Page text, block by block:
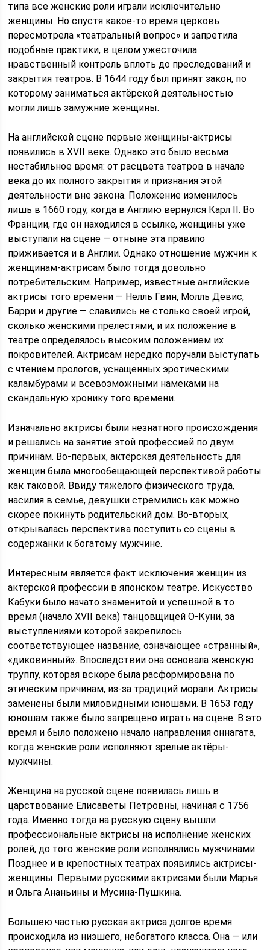
типа все женские роли играли исключительно
женщины. Но спустя какое-то время церковь
пересмотрела «театральный вопрос» и запретила
подобные практики, в целом ужесточила
нравственный контроль вплоть до преследований и
закрытия театров. В 1644 году был принят закон, по
которому заниматься актёрской деятельностью
могли лишь замужние женщины.
На английской сцене первые женщины-актрисы
появились в XVII веке. Однако это было весьма
нестабильное время: от расцвета театров в начале
века до их полного закрытия и признания этой
деятельности вне закона. Положение изменилось
лишь в 1660 году, когда в Англию вернулся Карл ІІ. Во
Франции, где он находился в ссылке, женщины уже
выступали на сцене — отныне эта правило
приживается и в Англии. Однако отношение мужчин к
женщинам-актрисам было тогда довольно
потребительским. Например, известные английские
актрисы того времени — Нелль Гвин, Молль Девис,
Барри и другие — славились не столько своей игрой,
сколько женскими прелестями, и их положение в
театре определялось высоким положением их
покровителей. Актрисам нередко поручали выступать
с чтением прологов, уснащенных эротическими
каламбурами и всевозможными намеками на
скандальную хронику того времени.
Изначально актрисы были незнатного происхождения
и решались на занятие этой профессией по двум
причинам. Во-первых, актёрская деятельность для
женщин была многообещающей перспективой работы
как таковой. Ввиду тяжёлого физического труда,
насилия в семье, девушки стремились как можно
скорее покинуть родительский дом. Во-вторых,
открывалась перспектива поступить со сцены в
содержанки к богатому мужчине.
Интересным является факт исключения женщин из
актерской профессии в японском театре. Искусство
Кабуки было начато знаменитой и успешной в то
время (начало XVII века) танцовщицей О-Куни, за
выступлениями которой закрепилось
соответствующее название, означающее «странный»,
«диковинный». Впоследствии она основала женскую
труппу, которая вскоре была расформирована по
этическим причинам, из-за традиций морали. Актрисы
заменены были миловидными юношами. В 1653 году
юношам также было запрещено играть на сцене. В это
время и было положено начало направления оннагата,
когда женские роли исполняют зрелые актёры-
мужчины.
Женщина на русской сцене появилась лишь в
царствование Елисаветы Петровны, начиная с 1756
года. Именно тогда на русскую сцену вышли
профессиональные актрисы на исполнение женских
ролей, до того женские роли исполнялись мужчинами.
Позднее и в крепостных театрах появились актрисы-
женщины. Первыми русскими актрисами были Марья
и Ольга Ананьины и Мусина-Пушкина.
Большею частью русская актриса долгое время
происходила из низшего, небогатого класса. Она — или